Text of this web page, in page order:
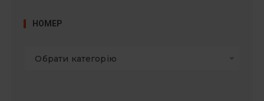
НОМЕР
Обрати категорію